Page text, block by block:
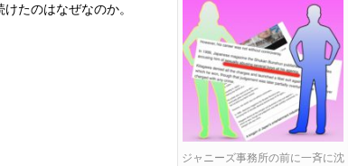
ジャニーズ事務所の前に一斉に沈
たのはなぜなのか。